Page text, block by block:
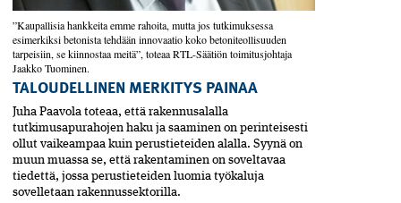
”Kaupallisia hankkeita emme rahoita, mutta jos tutkimuksessa
esimerkiksi betonista tehdään innovaatio koko betoniteollisuuden
tarpeisiin, se kiinnostaa meitä”, toteaa RTL-Säätiön toimitusjohtaja
Jaakko Tuominen.
TALOUDELLINEN MERKITYS PAINAA
Juha Paavola toteaa, että rakennusalalla
tutkimusapurahojen haku ja saaminen on perinteisesti
ollut vaikeampaa kuin perustieteiden alalla. Syynä on
muun muassa se, että rakentaminen on soveltavaa
tiedettä, jossa perustieteiden luomia työkaluja
sovelletaan rakennussektorilla.